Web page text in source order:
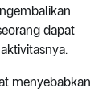
dapat
menyebabkan